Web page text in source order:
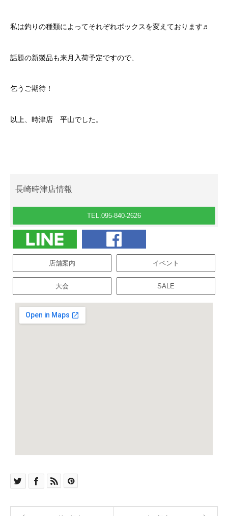
私は釣りの種類によってそれぞれボックスを変えております♬
話題の新製品も来月入荷予定ですので、
乞うご期待！
以上、時津店 平山でした。
長崎時津店情報
TEL.095-840-2626
店舗案内 イベント
大会 SALE